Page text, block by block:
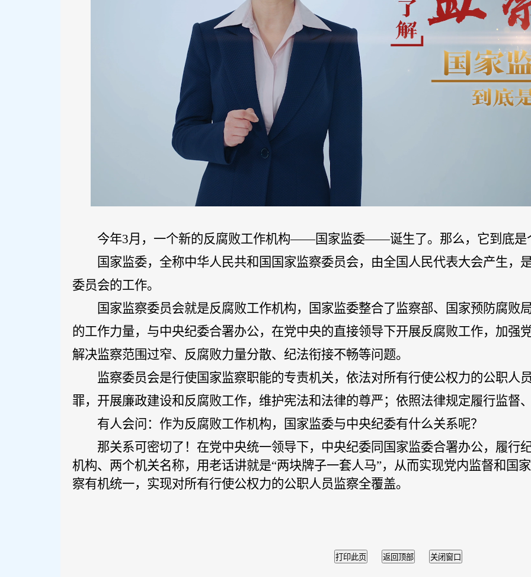
今年3月，一个新的反腐败工作机构——国家监委——诞生了。那么，它到底是
国家监委，全称中华人民共和国国家监察委员会，由全国人民代表大会产生，
委员会的工作。
国家监察委员会就是反腐败工作机构，国家监委整合了监察部、国家预防腐败
的工作力量，与中央纪委合署办公，在党中央的直接领导下开展反腐败工作，加强
解决监察范围过窄、反腐败力量分散、纪法衔接不畅等问题。
监察委员会是行使国家监察职能的专责机关，依法对所有行使公权力的公职人
罪，开展廉政建设和反腐败工作，维护宪法和法律的尊严；依照法律规定履行监督
有人会问：作为反腐败工作机构，国家监委与中央纪委有什么关系呢？
那关系可密切了！在党中央统一领导下，中央纪委同国家监委合署办公，履行
机构、两个机关名称，用老话讲就是“两块牌子一套人马”，从而实现党内监督和国
察有机统一，实现对所有行使公权力的公职人员监察全覆盖。